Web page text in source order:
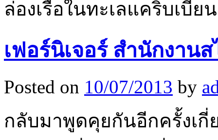
ล่องเรือในทะเลแคริบเบียน
เฟอร์นิเจอร์ สำนักงาน
Posted on 10/07/2013 by
กลับมาพูดคุยกันอีกครั้งเกี่